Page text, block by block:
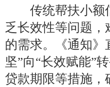
传统帮扶小额信
乏长效性等问题
的需求。《通知》
坚”向“长效赋能”
贷款期限等措施，